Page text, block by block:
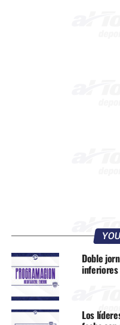
Doble
inferiores
Los